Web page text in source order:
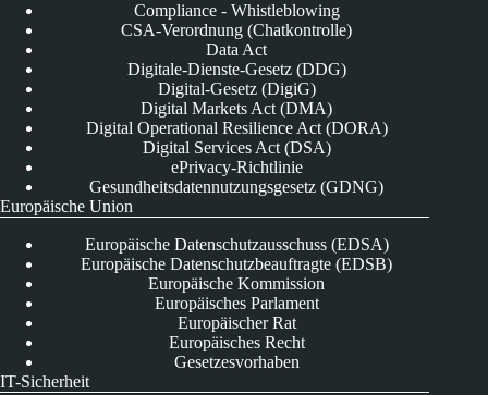
Compliance - Whistleblowing
CSA-Verordnung (Chatkontrolle)
Data Act
Digitale-Dienste-Gesetz (DDG)
Digital-Gesetz (DigiG)
Digital Markets Act (DMA)
Digital Operational Resilience Act (DORA)
Digital Services Act (DSA)
ePrivacy-Richtlinie
Gesundheitsdatennutzungsgesetz (GDNG)
Europäische Union
Europäische Datenschutzausschuss (EDSA)
Europäische Datenschutzbeauftragte (EDSB)
Europäische Kommission
Europäisches Parlament
Europäischer Rat
Europäisches Recht
Gesetzesvorhaben
IT-Sicherheit